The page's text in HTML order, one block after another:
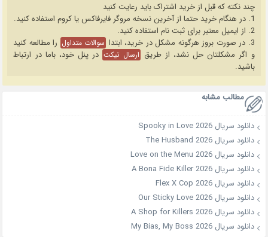
چند نکته که قبل از خرید اشتراک باید رعایت کنید
1. در هنگام خرید حتما از آخرین نسخه مروگر فایرفاکس یا کروم استفاده کنید.
2. از ایمیل معتبر برای ثبت نام استفاده کنید.
3. در صورت بروز هرگونه مشکل در خرید، ابتدا
سوالات متداول را مطالعه کنید
و اگر مشکلتان حل نشد، از طریق ارسال تیکت در پنل خود، باما در ارتباط
باشید.
مطالب مشابه
دانلود سریال Spooky in Love 2026
دانلود سریال The Husband 2026
دانلود سریال Love on the Menu 2026
دانلود سریال A Bona Fide Killer 2026
دانلود سریال Flex X Cop 2026
دانلود سریال Our Sticky Love 2026
دانلود سریال A Shop for Killers 2026
دانلود سریال My Bias, My Boss 2026